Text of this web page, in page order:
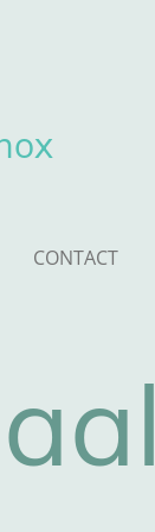
CONTACT